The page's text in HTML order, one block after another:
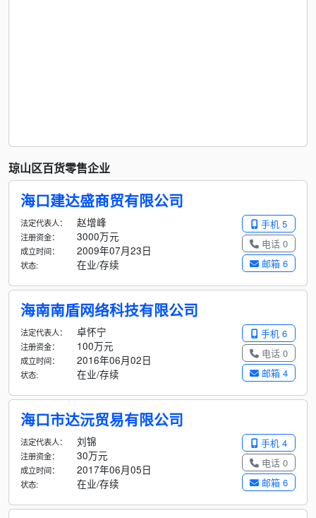
琼山区百货零售企业
海口建达盛商贸有限公司
手机 5
电话 0
邮箱 6
法定代表人： 赵增峰
注册资金： 3000万元
成立时间： 2009年07月23日
状态: 在业/存续
海南南盾网络科技有限公司
手机 6
电话 0
邮箱 4
法定代表人： 卓怀宁
注册资金： 100万元
成立时间： 2016年06月02日
状态: 在业/存续
海口市达沅贸易有限公司
手机 4
电话 0
邮箱 6
法定代表人： 刘锦
注册资金： 30万元
成立时间： 2017年06月05日
状态: 在业/存续